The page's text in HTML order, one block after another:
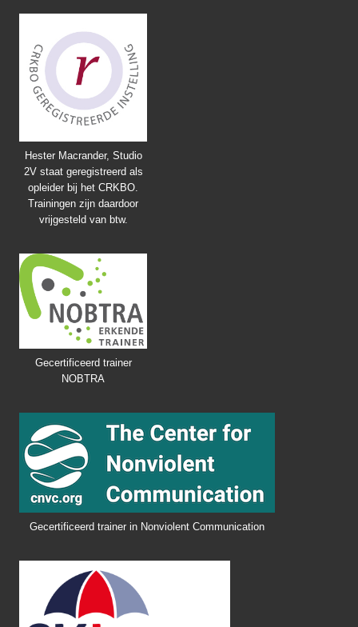
Hester Macrander, Studio
2V staat geregistreerd als
opleider bij het CRKBO.
Trainingen zijn daardoor
vrijgesteld van btw.
Gecertificeerd trainer
NOBTRA
Gecertificeerd trainer in Nonviolent Communication